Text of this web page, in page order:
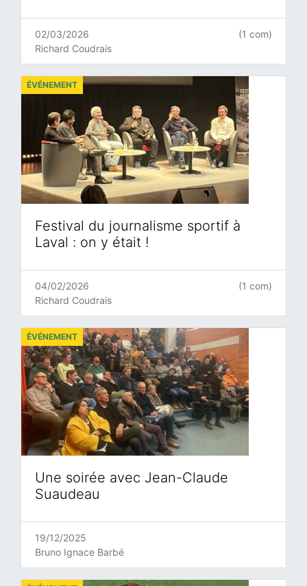
02/03/2026
Richard Coudrais
(1 com)
Festival du journalisme sportif à
Laval : on y était !
ÉVÉNEMENT
04/02/2026
Richard Coudrais
(1 com)
Une soirée avec Jean-Claude
Suaudeau
ÉVÉNEMENT
19/12/2025
Bruno Ignace Barbé